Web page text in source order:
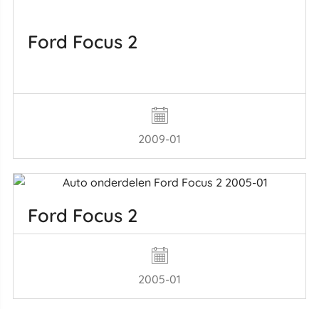
Ford Focus 2
2009-01
Ford Focus 2
2005-01